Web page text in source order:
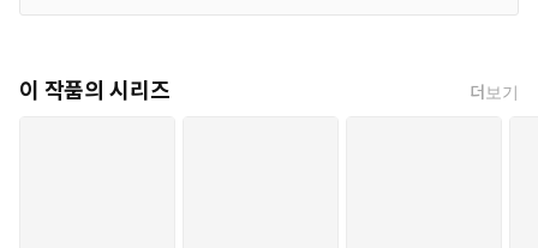
이 작품의 시리즈 더보기